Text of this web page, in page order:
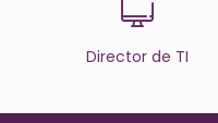
Director de TI